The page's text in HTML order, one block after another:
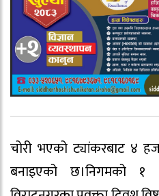
चोरी भएको ट्यांकरबाट ४
बनाइएको छ।निगमको १